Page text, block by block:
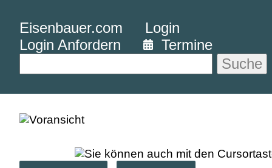
Eisenbauer.com
Login
Login Anfordern
Termine
Suche